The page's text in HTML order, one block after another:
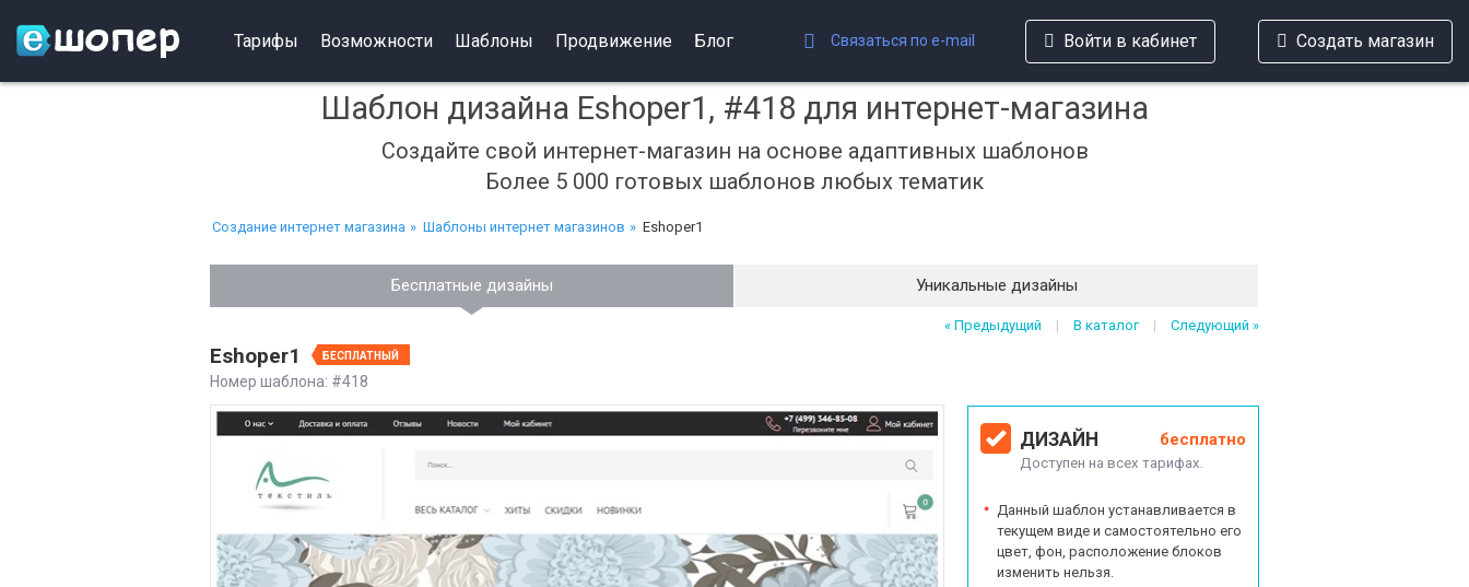
Тарифы Возможности Шаблоны Продвижение Блог Связаться по e-mail Войти в кабинет Создать магазин
Шаблон дизайна Eshoper1, #418 для интернет-магазина
Создайте свой интернет-магазин на основе адаптивных шаблонов
Более 5 000 готовых шаблонов любых тематик
Создание интернет магазина Шаблоны интернет магазинов Eshoper1
Бесплатные дизайны Уникальные дизайны
« Предыдущий | В каталог | Следующий »
Eshoper1 БЕСПЛАТНЫЙ
Номер шаблона: #418
бесплатно
ДИЗАЙН
Доступен на всех тарифах.
Данный шаблон устанавливается в
текущем виде и самостоятельно его
цвет, фон, расположение блоков
изменить нельзя.